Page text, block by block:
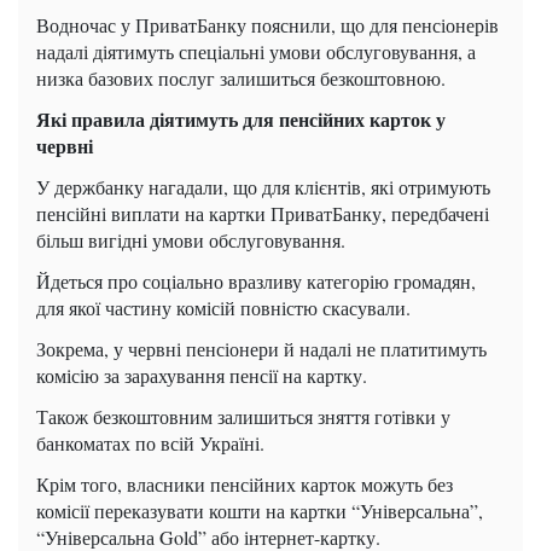
Водночас у ПриватБанку пояснили, що для пенсіонерів
надалі діятимуть спеціальні умови обслуговування, а
низка базових послуг залишиться безкоштовною.
Які правила діятимуть для пенсійних карток у
червні
У держбанку нагадали, що для клієнтів, які отримують
пенсійні виплати на картки ПриватБанку, передбачені
більш вигідні умови обслуговування.
Йдеться про соціально вразливу категорію громадян,
для якої частину комісій повністю скасували.
Зокрема, у червні пенсіонери й надалі не платитимуть
комісію за зарахування пенсії на картку.
Також безкоштовним залишиться зняття готівки у
банкоматах по всій Україні.
Крім того, власники пенсійних карток можуть без
комісії переказувати кошти на картки “Універсальна”,
“Універсальна Gold” або інтернет-картку.